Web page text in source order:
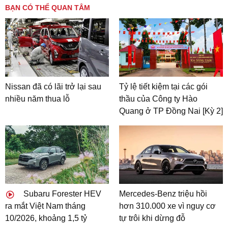
BẠN CÓ THỂ QUAN TÂM
Nissan đã có lãi trở lại sau
nhiều năm thua lỗ
Tỷ lệ tiết kiệm tại các gói
thầu của Công ty Hào
Quang ở TP Đồng Nai [Kỳ 2]
Subaru Forester HEV
ra mắt Việt Nam tháng
10/2026, khoảng 1,5 tỷ
Mercedes-Benz triệu hồi
hơn 310.000 xe vì nguy cơ
tự trôi khi dừng đỗ